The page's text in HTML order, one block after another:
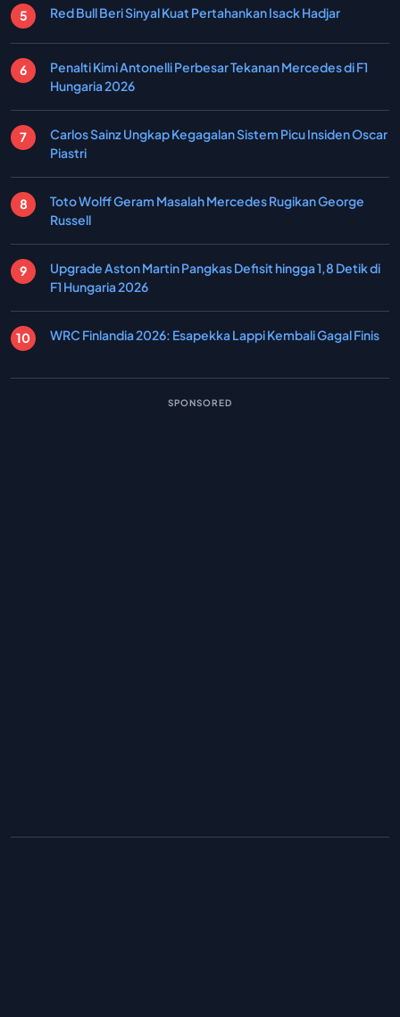
Red Bull Beri Sinyal Kuat Pertahankan Isack Hadjar
Penalti Kimi Antonelli Perbesar Tekanan Mercedes di F1
Hungaria 2026
Carlos Sainz Ungkap Kegagalan Sistem Picu Insiden Oscar
Piastri
Toto Wolff Geram Masalah Mercedes Rugikan George
Russell
Upgrade Aston Martin Pangkas Defisit hingga 1,8 Detik di
F1 Hungaria 2026
WRC Finlandia 2026: Esapekka Lappi Kembali Gagal Finis
SPONSORED